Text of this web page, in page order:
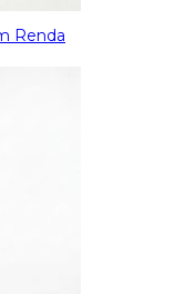
Renda